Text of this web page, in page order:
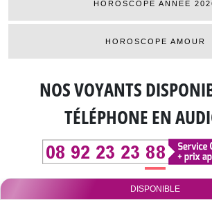
HOROSCOPE ANNÉE
HOROSCOPE AMOUR
NOS VOYANTS
TÉLÉPHONE EN
DISPONIBLE